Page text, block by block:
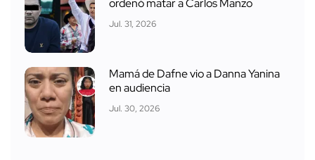
ordenó matar a Carlos Manzo
Jul. 31, 2026
Mamá de Dafne vio a Danna Yanina
en audiencia
Jul. 30, 2026